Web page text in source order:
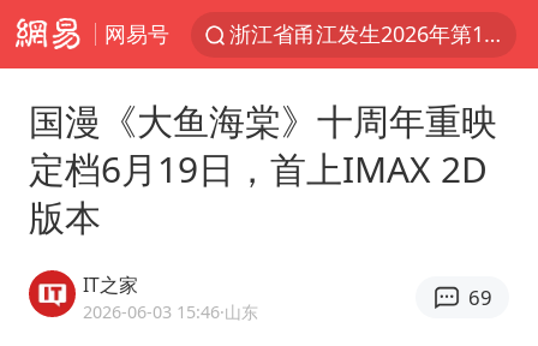
网易号
浙江省甬江发生2026年第1号洪水
王传君 《披荆斩棘》
BLG经理辟谣Bin离队
哈马斯称坚持加沙停火协议路线图
国漫《大鱼海棠》十周年重映
定档6月19日，首上IMAX 2D
版本
IT之家
2026-06-03 15:46·山东
69